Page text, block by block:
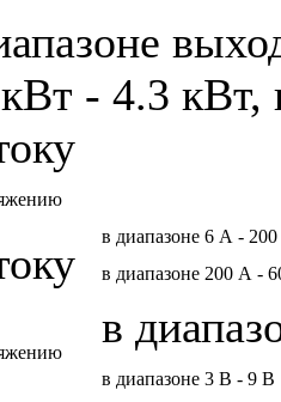
- 4.3 кВт,
в диапазоне 6 А -
в диапазоне 200 А -
в
в диапазоне 3 В - 9 В